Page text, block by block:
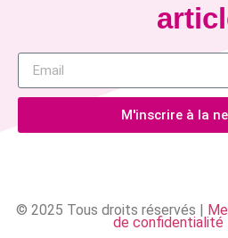
M'inscrire à la
© 2025 Tous droits réservés |
de confidentialité